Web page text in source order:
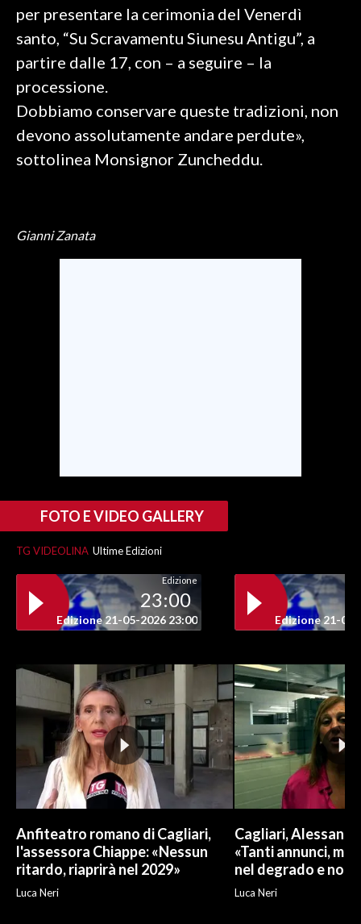
CULTURA
SPETTACOLI
GOSSIP
SALUTE
SARDEGNA TURISMO
NOTIZIE
PUBBLICITÀ
SPIAGGE
STORE
per presentare la cerimonia del Venerdì
santo, “Su Scravamentu Siunesu Antigu”, a
partire dalle 17, con – a seguire – la
processione.
Dobbiamo conservare queste tradizioni, non
devono assolutamente andare perdute»,
sottolinea Monsignor Zuncheddu.
Gianni Zanata
FOTO E VIDEO GALLERY
TG VIDEOLINA Ultime Edizioni
Edizione
23:00
Edizione 21-05-2026 23:00 Edizione 21-05-
Anfiteatro romano di Cagliari,
l'assessora Chiappe: «Nessun
ritardo, riaprirà nel 2029»
Luca Neri
Cagliari,
«Tanti annunci,
nel degrado e non
Luca Neri